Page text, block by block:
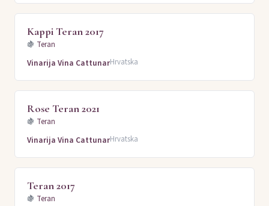
Kappi Teran 2017
🍇 Teran
Vinarija Vina CattunarHrvatska
Rose Teran 2021
🍇 Teran
Vinarija Vina CattunarHrvatska
Teran 2017
🍇 Teran